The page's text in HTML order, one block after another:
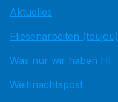
Aktuelles
Fliesenarbeiten (toujou)
Was nur wir haben HI
Weihnachtspost